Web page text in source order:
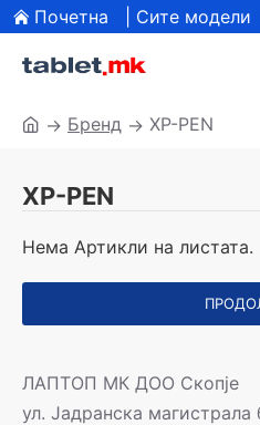
Почетна | Сите модели
Бренд XP-PEN
XP-PEN
Нема Артикли на листата.
ЛАПТОП МК ДОО Скопје
ул. Јадранска магистрала